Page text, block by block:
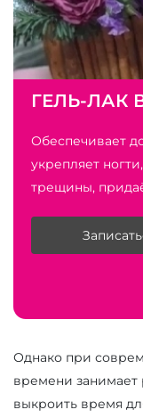
ГЕЛЬ-ЛАК
Обеспечивает
укрепляет
трещины,
Однако при
времени занимает
выкроить время